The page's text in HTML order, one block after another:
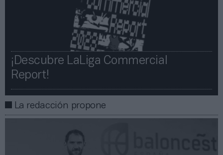
¡Descubre LaLiga Commercial
Report!​​
La redacción propone